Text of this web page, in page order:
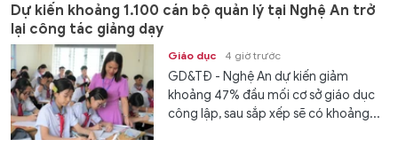
Dự kiến khoảng 1.100 cán bộ quản lý tại Nghệ An trở
lại công tác giảng dạy
Giáo dục 4 giờ trước
GD&TĐ - Nghệ An dự kiến giảm
khoảng 47% đầu mối cơ sở giáo dục
công lập, sau sắp xếp sẽ có khoảng...